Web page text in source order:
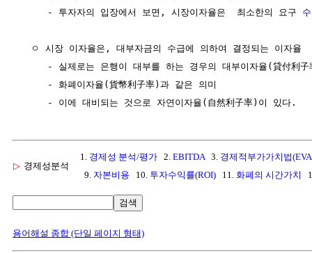
     - 투자자의 입장에서 보면, 시장이자율은  최소한의 요구
  ㅇ 시장 이자율은, 대부자금의 수급에 의하여 결정되는 이자율
- 실제로는 은행이 대부를 하는 경우의 대부이자율(貸付利子
     - 화폐이자율(貨幣利子率)과 같은 의미
▷ 경제성분석
1. 경제성 분석/평가 2. EBITDA 3. 경제적부가가치법
9. 자본비용 10. 투자수익률(ROI) 11. 화폐의 시간가치
검색
용어해설 종합 (단일 페이지 형태)